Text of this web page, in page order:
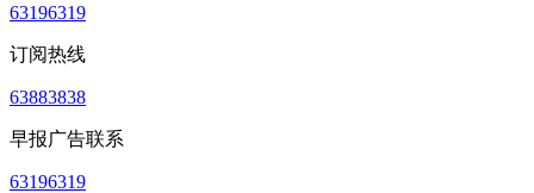
63196319
订阅热线
63883838
早报广告联系
63196319